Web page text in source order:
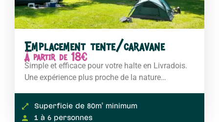
Emplacement tente/caravane
À partir de 18€
Simple et efficace pour votre halte en Livradois.
Une expérience plus proche de la nature…
Superficie de 80m² minimum
1 à 6 personnes